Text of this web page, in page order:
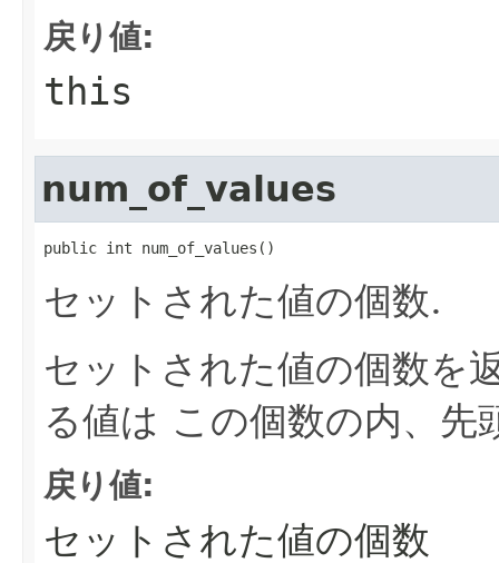
戻り値:
this
num_of_values
public int num_of_values()
セットされた値の個数.
セットされた値の個数を
る値は この個数の内、
戻り値:
セットされた値の個数